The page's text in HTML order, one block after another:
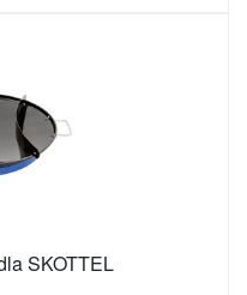
SKOTTEL